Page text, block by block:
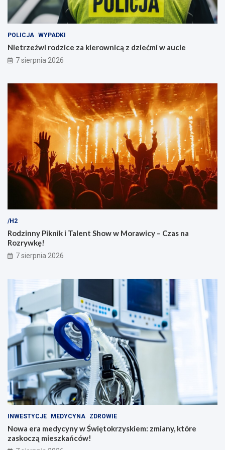
z
k
a
ń
c
ó
a
u
c
i
e
POLICJA WYPADKI
Nietrzeźwi rodzice za kierownicą z dziećmi w aucie
7 sierpnia 2026
/H2
Rodzinny Piknik i Talent Show w Morawicy – Czas na
Rozrywkę!
7 sierpnia 2026
INWESTYCJE MEDYCYNA ZDROWIE
Nowa era medycyny w Świętokrzyskiem: zmiany, które
zaskoczą mieszkańców!